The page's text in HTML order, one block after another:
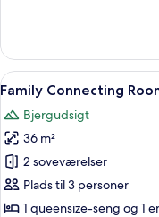
dobbeltværelse
Indlæs
alle
billeder
af
Family
Connecting
Room
5
Family Connecting
Bjergudsigt
36 m²
2 soveværelser
Plads til 3 personer
1 queensize-seng og 1